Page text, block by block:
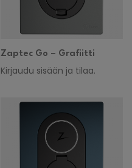
Zaptec Go – Grafiitti
Kirjaudu sisään ja tilaa.